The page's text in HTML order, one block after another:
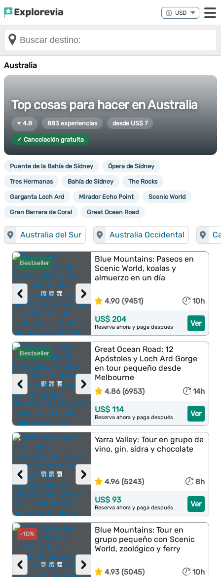
Australia
Top cosas para hacer en Australia
⭐ 4.8 883 experiencias desde US$ 7
✓ Cancelación gratuita
Puente de la Bahía de Sídney Ópera de Sídney
Tres Hermanas Bahía de Sídney The Rocks
Garganta Loch Ard Mirador Echo Point Scenic World
Gran Barrera de Coral Great Ocean Road
Australia del Sur Australia Occidental
Bestseller
›
‹
Blue Mountains: Paseos en
Scenic World, koalas y
almuerzo en un día
4.90 (9451) 10h
Ver
US$ 204
Reserva ahora y paga después
Bestseller
›
‹
Great Ocean Road: 12
Apóstoles y Loch Ard Gorge
en tour pequeño desde
Melbourne
4.86 (6953) 14h
Ver
US$ 114
Reserva ahora y paga después
›
‹
Yarra Valley: Tour en grupo de
vino, gin, sidra y chocolate
4.96 (5243) 8h
Ver
US$ 93
Reserva ahora y paga después
-10%
›
‹
Blue Mountains: Tour en
grupo pequeño con Scenic
World, zoológico y ferry
4.93 (5045) 10h